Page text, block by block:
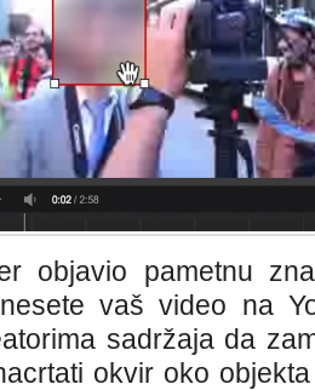
objavio pametnu
vaš video na
sadržaja da
okvir oko